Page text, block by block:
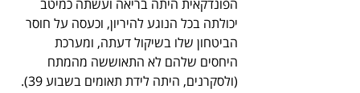
הפונדקאית היתה בריאה ועשתה כמיטב
יכולתה בכל הנוגע להיריון, וכעסה על חוסר
הביטחון שלו בשיקול דעתה, ומערכת
היחסים שלהם לא התאוששה מהמתח
(ולסקרנים, היתה לידת תאומים בשבוע 39).